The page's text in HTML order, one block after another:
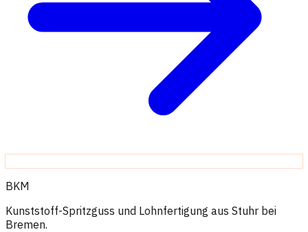
BKM
Kunststoff-Spritzguss und Lohnfertigung aus Stuhr bei
Bremen.